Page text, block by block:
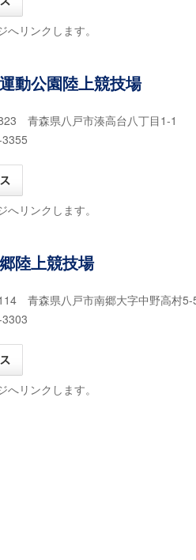
リンクします。
動公園陸上競技場
青森県八戸市湊高台八丁目1-1
リンクします。
陸上競技場
青森県八戸市南郷大字中野高村5-
リンクします。